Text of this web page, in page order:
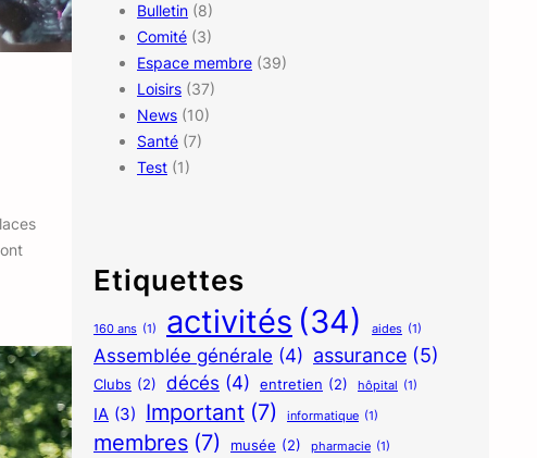
Bulletin (8)
Comité (3)
Espace membre (39)
Loisirs (37)
News (10)
Santé (7)
Test (1)
Etiquettes
160 ans (1) activités (34) aides (1)
Assemblée générale (4) assurance (5)
Clubs (2) décés (4) entretien (2) hôpital (1)
IA (3) Important (7) informatique (1)
membres (7) musée (2) pharmacie (1)